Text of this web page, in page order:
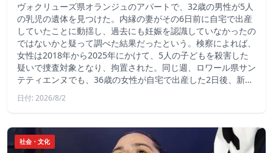
ヴォクリューズ県オランジュのアパートで、32歳の男性が5人
の乳児の遺体を見つけた。内縁の妻がその6日前に自宅で出産
していたことに動揺し、過去にも妊娠を認識していなかったの
ではないかと疑って調べた結果だったという。検察によれば、
女性は2018年から2025年にかけて、5人の子どもを殺害した
疑いで捜査対象となり、拘置された。同じ週、ロワール県サン
テティエンヌでも、36歳の女性が自宅で出産した2日後、新…
日付: 2026/8/2
社会・文化